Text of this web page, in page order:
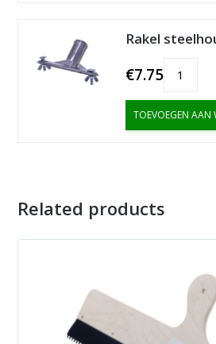
Rakel
€7.75
TOEVOEGEN AAN
Related products